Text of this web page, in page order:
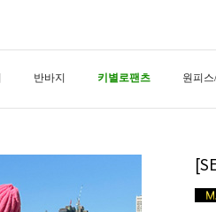
반바지 키별로팬츠 원피